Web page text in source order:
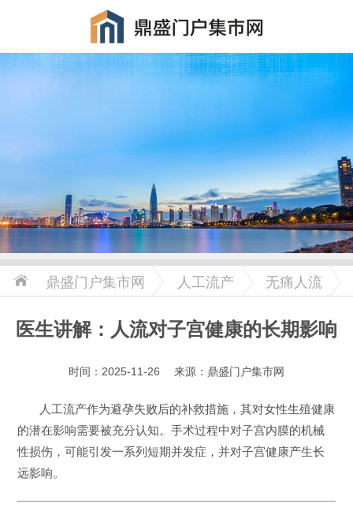
鼎盛门户集市网 人工流产 无痛人流
医生讲解：人流对子宫健康的长期影响
时间：2025-11-26 来源： 鼎盛门户集市网
人工流产作为避孕失败后的补救措施，其对女性生殖健康
的潜在影响需要被充分认知。手术过程中对子宫内膜的机械
性损伤，可能引发一系列短期并发症，并对子宫健康产生长
远影响。